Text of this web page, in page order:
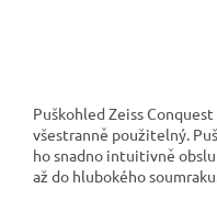
Puškohled Zeiss
všestranně použitelný.
ho snadno intuitivně
až do hlubokého